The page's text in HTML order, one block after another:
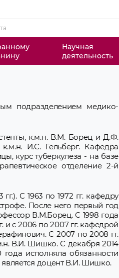
Научная
деятельность
подразделением медико-
к.м.н. В.М. Борец и Д.Ф.
И.С. Гельберг. Кафедра
курс туберкулеза - на базе
отделение 2-й
С 1963 по 1972 гг. кафедру
После него первый год
В.М.Борец. С 1998 года
и с 2006 по 2007 гг. кафедрой
С 2007 по 2008 гг.
В.И. Шишко. С декабря 2014
исполняла обязанности
доцент В.И. Шишко.